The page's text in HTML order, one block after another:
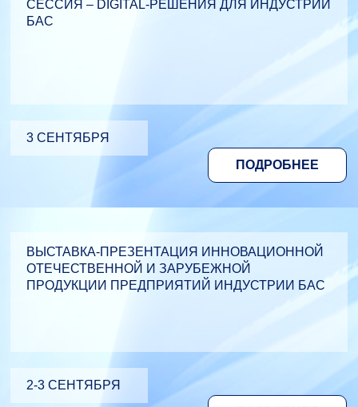
СЕССИЯ – DIGITAL-РЕШЕНИЯ ДЛЯ ИНДУСТРИИ
БАС
3 СЕНТЯБРЯ
ПОДРОБНЕЕ
ВЫСТАВКА-ПРЕЗЕНТАЦИЯ ИННОВАЦИОННОЙ
ОТЕЧЕСТВЕННОЙ И ЗАРУБЕЖНОЙ
ПРОДУКЦИИ ПРЕДПРИЯТИЙ ИНДУСТРИИ БАС
2-3 СЕНТЯБРЯ